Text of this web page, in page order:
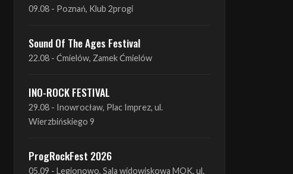
22.08 - Ćmielów, Zamek Ćmielów
INO-ROCK FESTIVAL
29.08 - Inowrocław, Plac Imprez, ul.
ProgRockFest 2026
05.09 - Legionowo, Sala widowiskowa MOK, ul.